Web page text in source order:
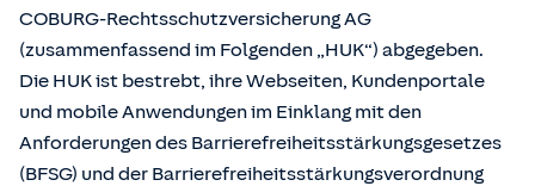
COBURG-Rechtsschutzversicherung AG
(zusammenfassend im Folgenden „HUK“) abgegeben.
Die HUK ist bestrebt, ihre Webseiten, Kundenportale
und mobile Anwendungen im Einklang mit den
Anforderungen des Barrierefreiheitsstärkungsgesetzes
(BFSG) und der Barrierefreiheitsstärkungsverordnung